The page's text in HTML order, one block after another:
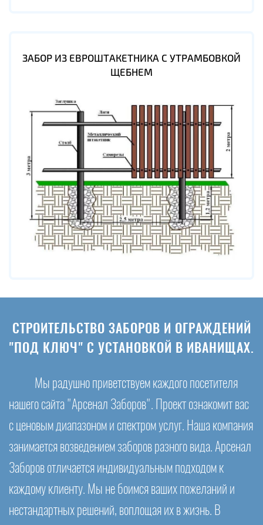
ЗАБОР ИЗ ЕВРОШТАКЕТНИКА С УТРАМБОВКОЙ
ЩЕБНЕМ
СТРОИТЕЛЬСТВО ЗАБОРОВ И ОГРАЖДЕНИЙ
"ПОД КЛЮЧ" С УСТАНОВКОЙ В ИВАНИЩАХ.
Мы радушно приветствуем каждого посетителя
нашего сайта "Арсенал Заборов". Проект ознакомит вас
с ценовым диапазоном и спектром услуг. Наша компания
занимается возведением заборов разного вида. Арсенал
Заборов отличается индивидуальным подходом к
каждому клиенту. Мы не боимся ваших пожеланий и
нестандартных решений, воплощая их в жизнь. В